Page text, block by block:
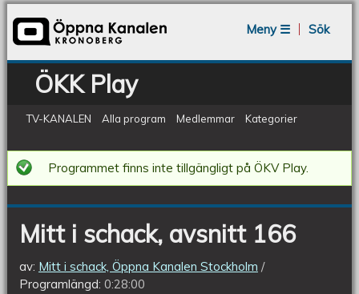
Meny ☰
Sök
ÖKK Play
TV-KANALEN Alla program Medlemmar Kategorier
Mitt
i
schack,
avsnitt
166
Programmet finns inte tillgängligt på ÖKV Play.
Mitt i schack, avsnitt 166
av: Mitt i schack, Öppna Kanalen Stockholm
Programlängd: 0:28:00